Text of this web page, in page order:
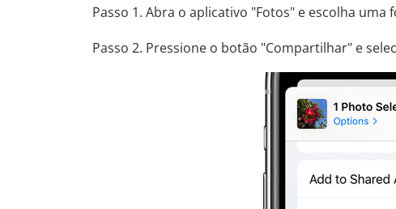
Passo 1. Abra o aplicativo "Fotos" e escolha uma
Passo 2. Pressione o botão "Compartilhar" e